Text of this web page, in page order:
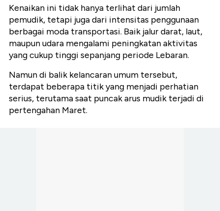
Kenaikan ini tidak hanya terlihat dari jumlah
pemudik, tetapi juga dari intensitas penggunaan
berbagai moda transportasi. Baik jalur darat, laut,
maupun udara mengalami peningkatan aktivitas
yang cukup tinggi sepanjang periode Lebaran.
Namun di balik kelancaran umum tersebut,
terdapat beberapa titik yang menjadi perhatian
serius, terutama saat puncak arus mudik terjadi di
pertengahan Maret.